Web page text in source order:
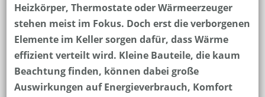
Heizkörper, Thermostate oder Wärmeerzeuger
stehen meist im Fokus. Doch erst die verborgenen
Elemente im Keller sorgen dafür, dass Wärme
effizient verteilt wird. Kleine Bauteile, die kaum
Beachtung finden, können dabei große
Auswirkungen auf Energieverbrauch, Komfort